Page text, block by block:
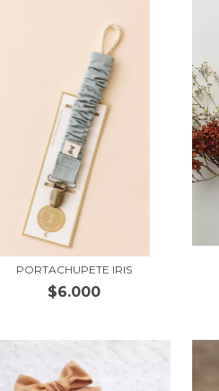
PORTACHUPETE IRIS
$6.000